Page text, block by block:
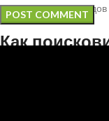
канал получения
Как
ресурсов.